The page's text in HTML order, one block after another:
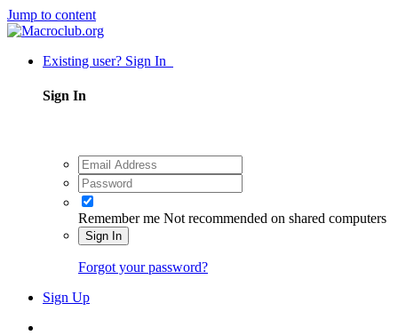
Jump to content
Existing user? Sign In
Sign In
Remember me Not recommended on shared computers
Sign In
Forgot your password?
Sign Up